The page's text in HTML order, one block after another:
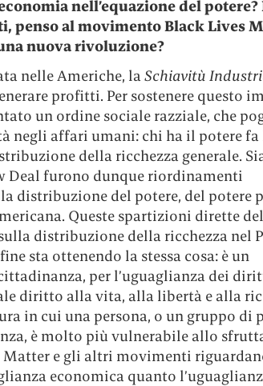
nell’equazione del potere?
penso al movimento Black Lives
nuova rivoluzione?
nelle Americhe, la Schiavitù
profitti. Per sostenere questo
un ordine sociale razziale, che
negli affari umani: chi ha il potere fa
della ricchezza generale.
Deal furono dunque riordinamenti
distribuzione del potere, del potere
Queste spartizioni dirette
distribuzione della ricchezza nel
sta ottenendo la stessa cosa: è un
per l’uguaglianza dei
diritto alla vita, alla libertà e alla
in cui una persona, o un gruppo di
è molto più vulnerabile allo
Matter e gli altri movimenti
economica quanto